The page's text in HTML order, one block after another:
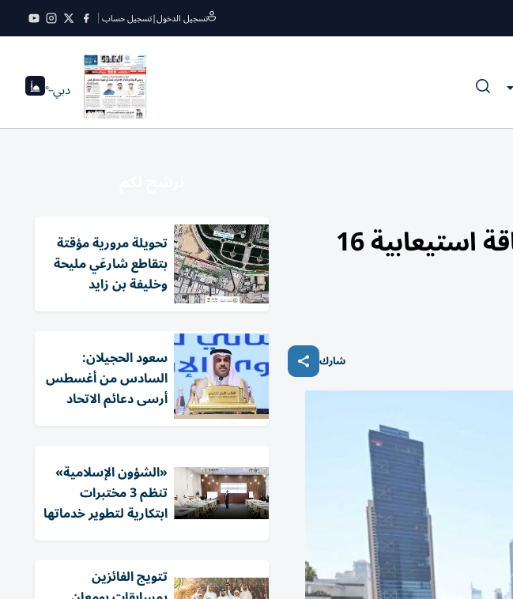
تسجيل الدخول|تسجيل حساب
دبي--°
«طرق دبي» تفتتح مشروع تطوير شارع حصة بطاقة استيعابية 16
شارك
تحويلة مرورية مؤقتة
بتقاطع شارعَي مليحة
وخليفة بن زايد
سعود الحجيلان:
السادس من أغسطس
أرسى دعائم الاتحاد
«الشؤون الإسلامية»
تنظم 3 مختبرات
ابتكارية لتطوير خدماتها
تتويج الفائزين